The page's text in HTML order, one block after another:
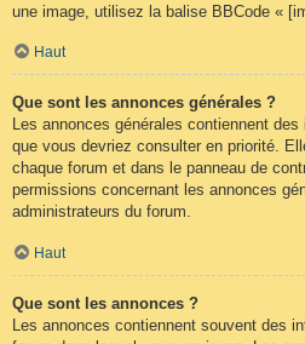
une image, utilisez la balise BBCode «
Haut
Que sont les annonces générales ?
Les annonces générales contiennent
que vous devriez consulter en priorité.
chaque forum et dans le panneau de
permissions concernant les annonces
administrateurs du forum.
Haut
Que sont les annonces ?
Les annonces contiennent souvent des